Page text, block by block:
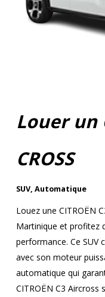
Louer un
CROSS
SUV, Automatique
Louez une CITROËN
Martinique et profitez
performance. Ce SUV
avec son moteur
automatique qui
CITROËN C3 Aircross